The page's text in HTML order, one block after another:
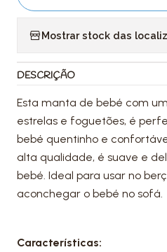
Mostrar stock das
DESCRIÇÃO
Esta manta de bebé com
estrelas e foguetões, é
bebé quentinho e
alta qualidade, é suave e
bebé. Ideal para usar no
aconchegar o bebé no sofá.
Características: